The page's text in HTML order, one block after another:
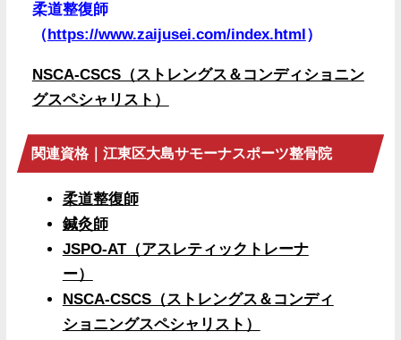
柔道整復師
（ https://www.zaijusei.com/index.html ）
NSCA-CSCS（ストレングス＆コンディショニン
グスペシャリスト）
関連資格｜江東区大島サモーナスポーツ整骨院
柔道整復師
鍼灸師
JSPO-AT（アスレティックトレーナ
ー）
NSCA-CSCS（ストレングス＆コンディ
ショニングスペシャリスト）